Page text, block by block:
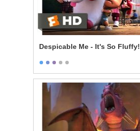
Despicable Me - It's So Fluffy!